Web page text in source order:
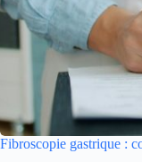
Fibroscopie gastrique :